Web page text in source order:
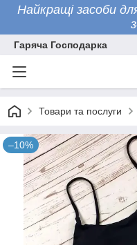
Найкращі засоби
Гаряча Господарка
Товари та послуги
–10%